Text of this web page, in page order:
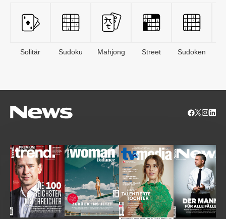
Solitär Sudoku Mahjong Street Sudoken